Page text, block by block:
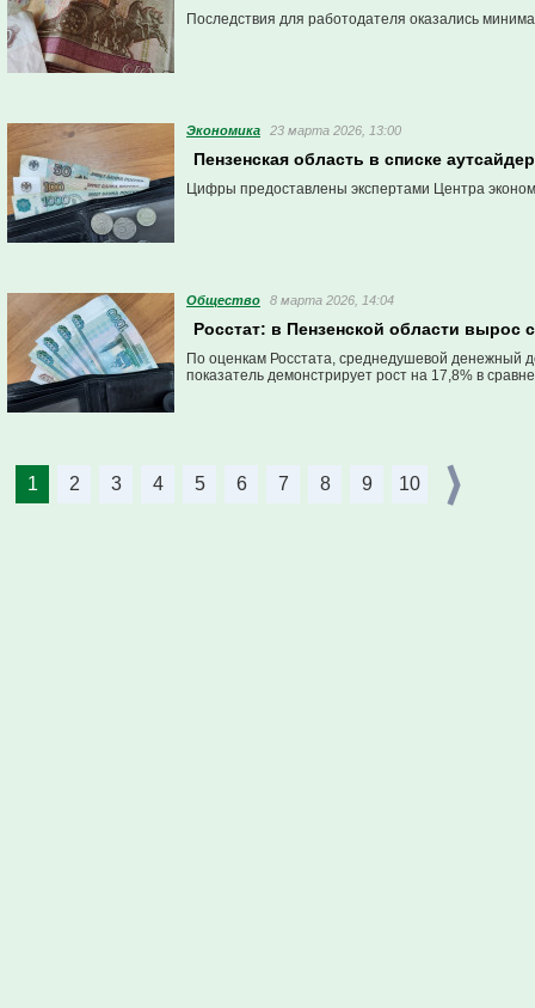
Последствия для работодателя оказались
Экономика 23 марта 2026, 13:00
Пензенская область в списке
Цифры предоставлены экспертами Центра
Общество 8 марта 2026, 14:04
Росстат: в Пензенской области вырос
По оценкам Росстата, среднедушевой денежный
показатель демонстрирует рост на 17,8% в
1 2 3 4 5 6 7 8 9 10